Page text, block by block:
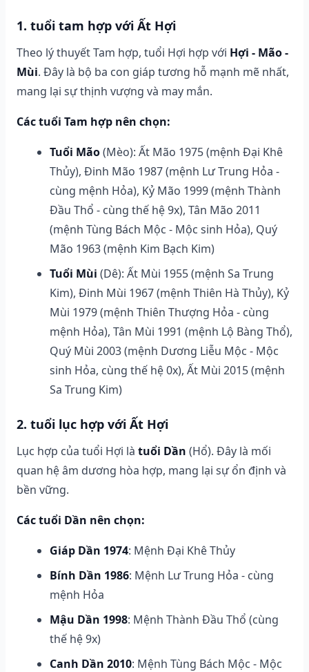
1. tuổi tam hợp với Ất Hợi
Theo lý thuyết Tam hợp, tuổi Hợi hợp với Hợi - Mão -
Mùi. Đây là bộ ba con giáp tương hỗ mạnh mẽ nhất,
mang lại sự thịnh vượng và may mắn.
Các tuổi Tam hợp nên chọn:
Tuổi Mão(Mèo): Ất Mão 1975 (mệnh Đại Khê
Thủy), Đinh Mão 1987 (mệnh Lư Trung Hỏa -
cùng mệnh Hỏa), Kỷ Mão 1999 (mệnh Thành
Đầu Thổ - cùng thế hệ 9x), Tân Mão 2011
(mệnh Tùng Bách Mộc - Mộc sinh Hỏa), Quý
Mão 1963 (mệnh Kim Bạch Kim)
Tuổi Mùi (Dê): Ất Mùi 1955 (mệnh Sa Trung
Kim), Đinh Mùi 1967 (mệnh Thiên Hà Thủy), Kỷ
Mùi 1979 (mệnh Thiên Thượng Hỏa - cùng
mệnh Hỏa), Tân Mùi 1991 (mệnh Lộ Bàng Thổ),
Quý Mùi 2003 (mệnh Dương Liễu Mộc - Mộc
sinh Hỏa, cùng thế hệ 0x), Ất Mùi 2015 (mệnh
Sa Trung Kim)
2. tuổi lục hợp với Ất Hợi
Lục hợp của tuổi Hợi là tuổi Dần (Hổ). Đây là mối
quan hệ âm dương hòa hợp, mang lại sự ổn định và
bền vững.
Các tuổi Dần nên chọn:
Giáp Dần 1974: Mệnh Đại Khê Thủy
Bính Dần 1986: Mệnh Lư Trung Hỏa - cùng
mệnh Hỏa
Mậu Dần 1998: Mệnh Thành Đầu Thổ (cùng
thế hệ 9x)
Canh Dần 2010: Mệnh Tùng Bách Mộc - Mộc